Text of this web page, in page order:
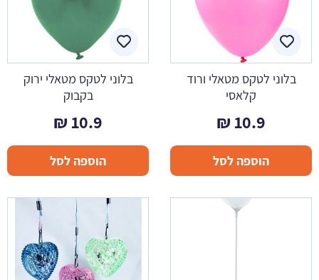
בלוני לטקס מטאלי ורוד
קלאסי
10.9
₪
הוספה לסל
בלוני לטקס מטאלי ירוק
בקבוק
10.9
₪
הוספה לסל